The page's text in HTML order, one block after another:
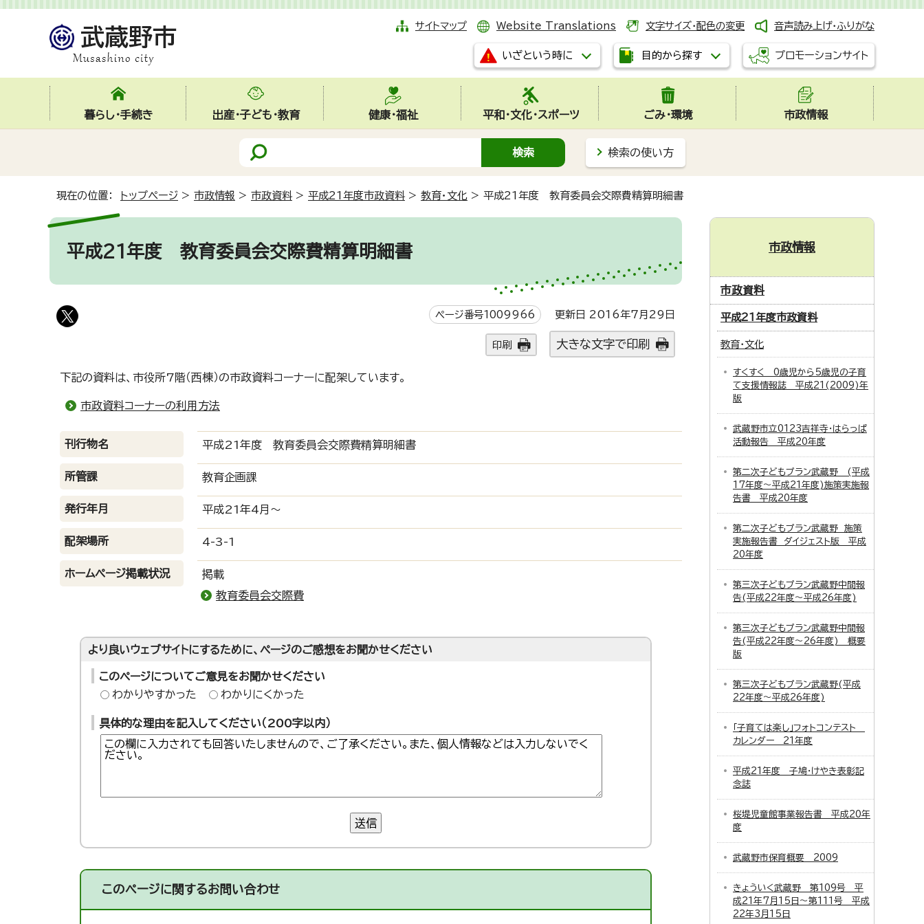
サイトマップ Website Translations 文字サイズ・配色の変更 音声読み上げ・ふりがな
いざという時に 目的から探す プロモーションサイト
暮らし・手続き 出産・子ども・教育 健康・福祉 平和・文化・スポーツ ごみ・環境 市政情報
検索の使い方
現在の位置： トップページ > 市政情報 > 市政資料 > 平成21年度市政資料 > 教育・文化 > 平成21年度 教育委員会交際費精算明細書
平成21年度 教育委員会交際費精算明細書
ページ番号1009966 更新日 2016年7月29日
印刷 大きな文字で印刷
下記の資料は、市役所7階（西棟）の市政資料コーナーに配架しています。
市政資料コーナーの利用方法
刊行物名 平成21年度 教育委員会交際費精算明細書
所管課 教育企画課
発行年月 平成21年4月～
配架場所 4-3-1
ホームページ掲載状況
掲載
教育委員会交際費
より良いウェブサイトにするために、ページのご感想をお聞かせください
このページについてご意見をお聞かせください
わかりやすかった
わかりにくかった
具体的な理由を記入してください（200字以内）
送信
このページに関するお問い合わせ
市政情報
市政資料
平成21年度市政資料
教育・文化
すくすく 0歳児から5歳児の子育
て支援情報誌 平成21(2009)年
版
武蔵野市立0123吉祥寺・はらっぱ
活動報告 平成20年度
第二次子どもプラン武蔵野 (平成
17年度～平成21年度)施策実施報
告書 平成20年度
第二次子どもプラン武蔵野 施策
実施報告書 ダイジェスト版 平成
20年度
第三次子どもプラン武蔵野中間報
告(平成22年度～平成26年度)
第三次子どもプラン武蔵野中間報
告(平成22年度～26年度) 概要
版
第三次子どもプラン武蔵野(平成
22年度～平成26年度)
「子育ては楽し」フォトコンテスト
カレンダー 21年度
平成21年度 子鳩・けやき表彰記
念誌
桜堤児童館事業報告書 平成20年
度
武蔵野市保育概要 2009
きょういく武蔵野 第109号 平
成21年7月15日～第111号 平成
22年3月15日